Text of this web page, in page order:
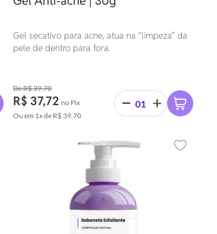
Gel secativo para acne, atua na “limpeza” da
pele de dentro para fora.
R$ 39,70
R$ 37,72 no Pix
Ou em 1xde R$ 39,70
aos favoritos Adicionar